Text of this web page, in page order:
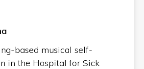
based musical self-
in the Hospital for Sick